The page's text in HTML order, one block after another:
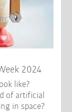
2024
like?
of artificial
in space?